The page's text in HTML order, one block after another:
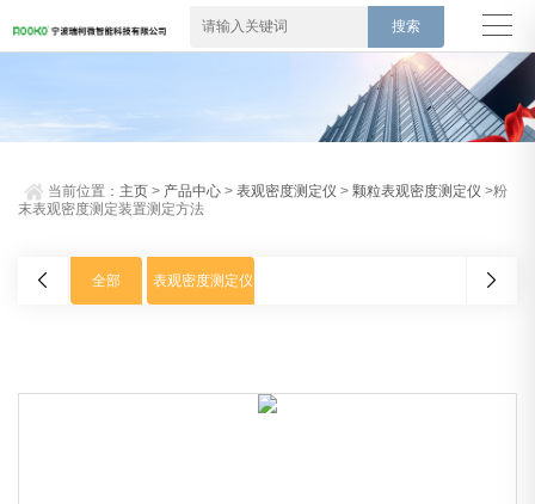
当前位置： 主页 > 产品中心 >表观密度测定仪 >颗粒表观密度测定仪 >粉
末表观密度测定装置测定方法
全部 表观密度测定仪